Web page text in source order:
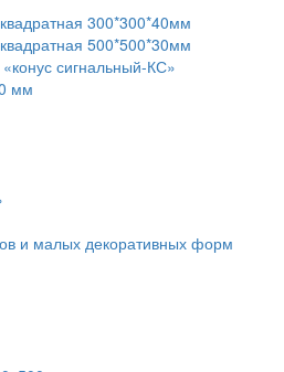
300*300*40мм
500*500*30мм
сигнальный-КС»
мм
и малых декоративных форм